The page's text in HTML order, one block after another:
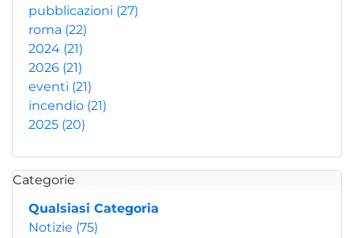
pubblicazioni (27)
roma (22)
2024 (21)
2026 (21)
eventi (21)
incendio (21)
2025 (20)
Categorie
Qualsiasi Categoria
Notizie (75)